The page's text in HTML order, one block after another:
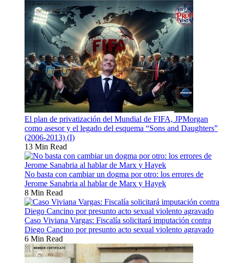
El plan de privatización del Mundial de FIFA, JPMorgan
como asesor y el legado del esquema “Sons and Daughters”
(2006-2013) (I)
13 Min Read
No basta con cambiar un dogma por otro: los errores de
Jerome Sanabria al hablar de Marx y Hayek
8 Min Read
Caso Viviana Vargas: Fiscalía solicitará imputación contra
Diego Cancino por presunto acto sexual violento agravado
6 Min Read